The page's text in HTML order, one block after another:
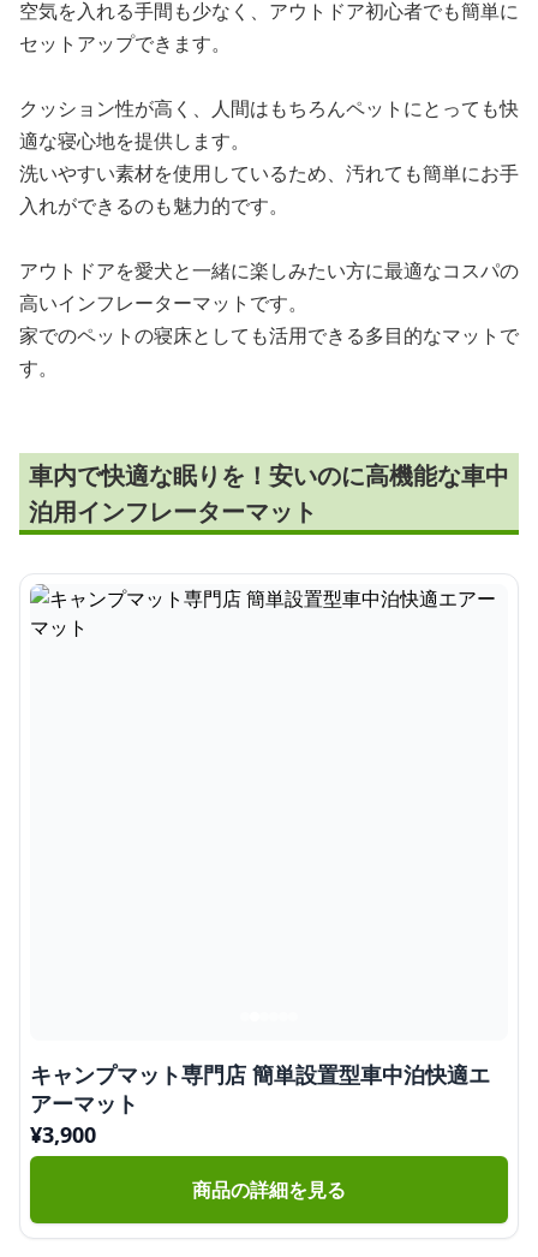
空気を入れる手間も少なく、アウトドア初心者でも簡単に
セットアップできます。
クッション性が高く、人間はもちろんペットにとっても快
適な寝心地を提供します。
洗いやすい素材を使用しているため、汚れても簡単にお手
入れができるのも魅力的です。
アウトドアを愛犬と一緒に楽しみたい方に最適なコスパの
高いインフレーターマットです。
家でのペットの寝床としても活用できる多目的なマットで
す。
車内で快適な眠りを！安いのに高機能な車中
泊用インフレーターマット
キャンプマット専門店 簡単設置型車中泊快適エ
アーマット
¥3,900
商品の詳細を見る